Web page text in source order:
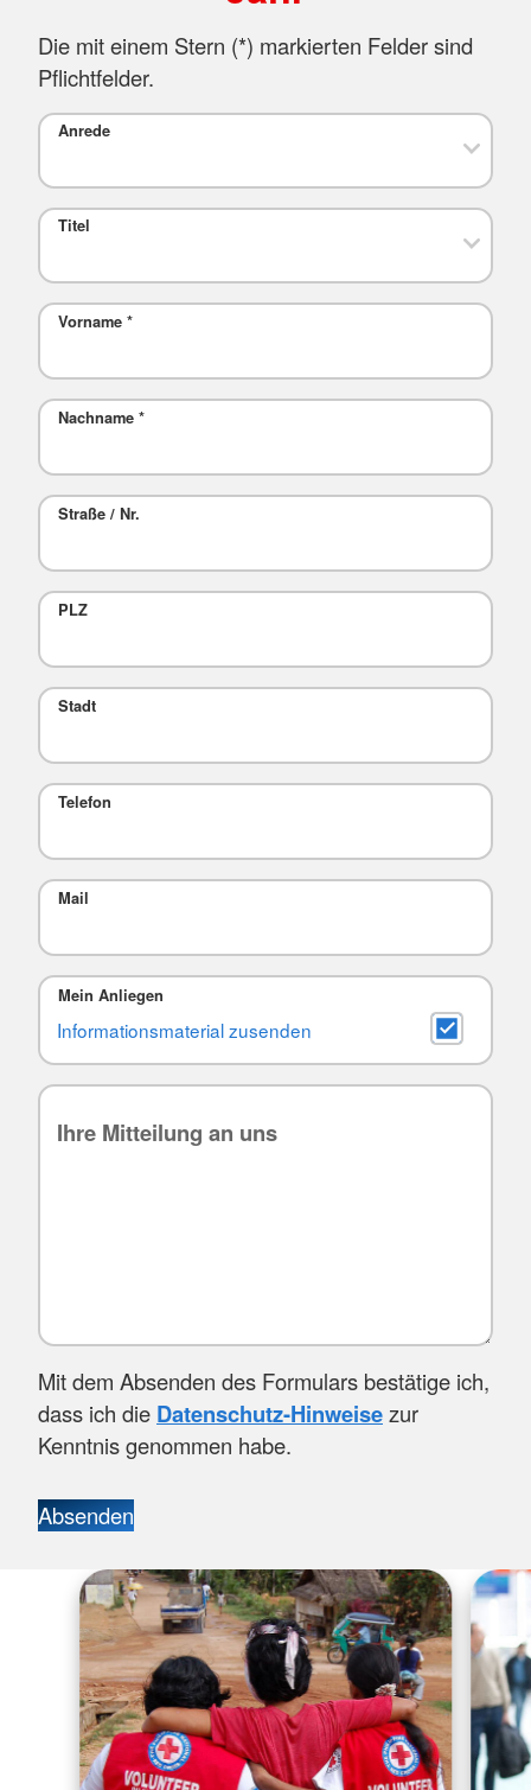
Die mit einem Stern (*) markierten Felder sind
Pflichtfelder.
Anrede
Titel
Vorname *
Nachname *
Straße / Nr.
PLZ
Stadt
Telefon
Mail
Mein Anliegen
Informationsmaterial zusenden
Mit dem Absenden des Formulars bestätige ich,
dass ich die Datenschutz-Hinweisezur
Kenntnis genommen habe.
Absenden